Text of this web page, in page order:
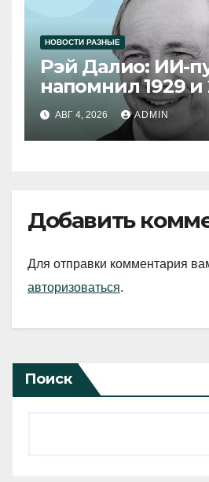
НОВОСТИ РАЗНЫЕ
Рэй Далио: ИИ-
напомнил 1929 и
АВГ 4, 2026 ADMIN
Добавить
Для отправки комментария
авторизоваться.
Поиск